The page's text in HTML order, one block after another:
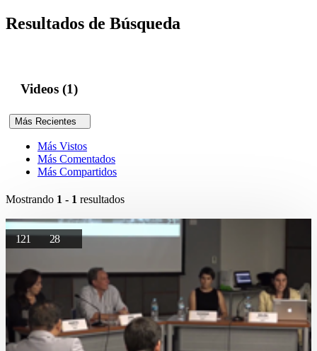
Resultados de Búsqueda
Videos (1)
Más Recientes
Más Vistos
Más Comentados
Más Compartidos
Mostrando 1 - 1 resultados
12128